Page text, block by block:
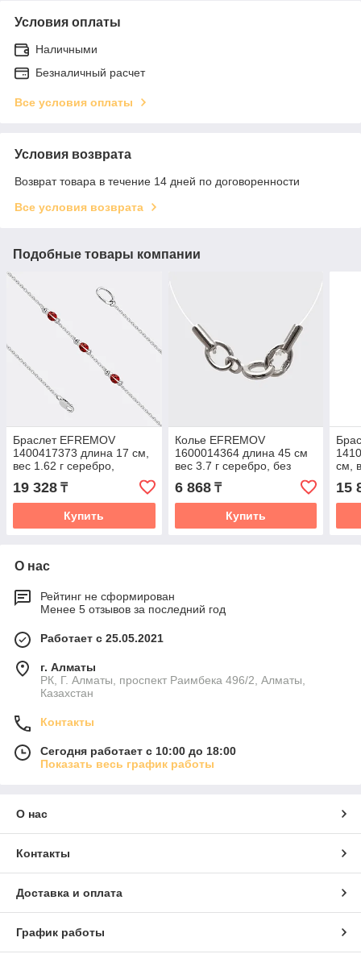
Условия оплаты
Наличными
Безналичный расчет
Все условия оплаты
Условия возврата
Возврат товара в течение 14 дней по договоренности
Все условия возврата
Подобные товары компании
Браслет EFREMOV
1400417373 длина 17 см,
вес 1.62 г серебро,
плетение якорное
19 328 ₸
Купить
Колье EFREMOV
1600014364 длина 45 см
вес 3.7 г серебро, без
6 868₸
Купить
см,
15
О нас
Рейтинг не сформирован
Менее 5 отзывов за последний год
Работает с 25.05.2021
г. Алматы
РК, Г. Алматы, проспект Раимбека 496/2, Алматы,
Казахстан
Контакты
Сегодня работает с 10:00 до 18:00
Показать весь график работы
О нас
Контакты
Доставка и оплата
График работы